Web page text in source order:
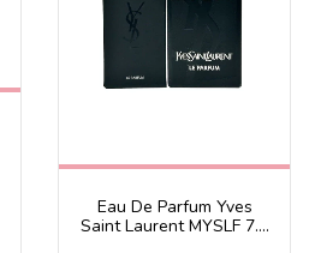
Eau De Parfum Yves
Saint Laurent MYSLF 7.5